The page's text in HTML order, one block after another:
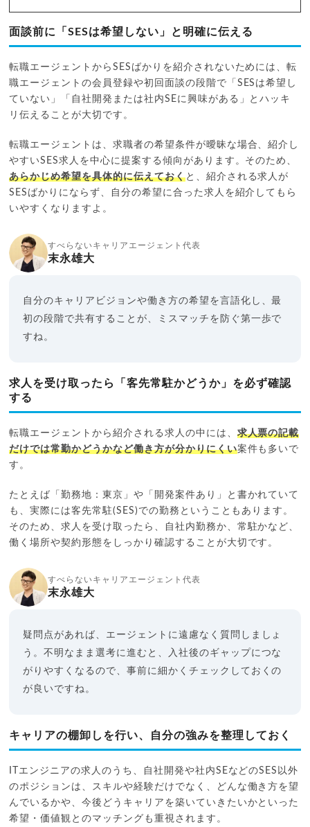
面談前に「SESは希望しない」と明確に伝える
転職エージェントからSESばかりを紹介されないためには、転
職エージェントの会員登録や初回面談の段階で「SESは希望し
ていない」「自社開発または社内SEに興味がある」とハッキ
リ伝えることが大切です。
転職エージェントは、求職者の希望条件が曖昧な場合、紹介し
やすいSES求人を中心に提案する傾向があります。そのため、
あらかじめ希望を具体的に伝えておくと、紹介される求人が
SESばかりにならず、自分の希望に合った求人を紹介してもら
いやすくなりますよ。
すべらないキャリアエージェント代表
末永雄大
自分のキャリアビジョンや働き方の希望を言語化し、最
初の段階で共有することが、ミスマッチを防ぐ第一歩で
すね。
求人を受け取ったら「客先常駐かどうか」を必ず確認
する
転職エージェントから紹介される求人の中には、 求人票の記載
だけでは常勤かどうかなど働き方が分かりにくい案件も多いで
す。
たとえば「勤務地：東京」や「開発案件あり」と書かれていて
も、実際には客先常駐(SES)での勤務ということもあります。
そのため、求人を受け取ったら、自社内勤務か、常駐かなど、
働く場所や契約形態をしっかり確認することが大切です。
すべらないキャリアエージェント代表
末永雄大
疑問点があれば、エージェントに遠慮なく質問しましょ
う。不明なまま選考に進むと、入社後のギャップにつな
がりやすくなるので、事前に細かくチェックしておくの
が良いですね。
キャリアの棚卸しを行い、自分の強みを整理しておく
ITエンジニアの求人のうち、自社開発や社内SEなどのSES以外
のポジションは、スキルや経験だけでなく、どんな働き方を望
んでいるかや、今後どうキャリアを築いていきたいかといった
希望・価値観とのマッチングも重視されます。